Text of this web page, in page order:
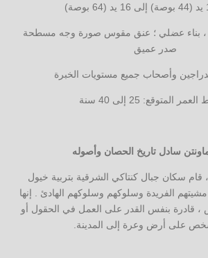
بناء عضلي ؛ عنق مقوس صورة وجه مسطحة
صدر عميق
وأصحاب جميع مستويات الخبرة
المتوقع: 25 إلى 40 سنة
سادل تاريخ الحصان وأصوله
من 200 عام ، قام سكان جبال كنتاكي الشرقية بتربية خيول
الفريدة وسلوكهم وسلوكهم الهادئ . إنها
، قادرة بنفس القدر على العمل في الحقول أو
على أرض وعرة إلى المدينة.